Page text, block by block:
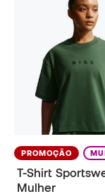
PROMOÇÃO
T-Shirt
Mulher